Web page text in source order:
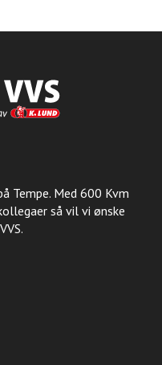
Tempe. Med 600 Kvm
så vil vi ønske